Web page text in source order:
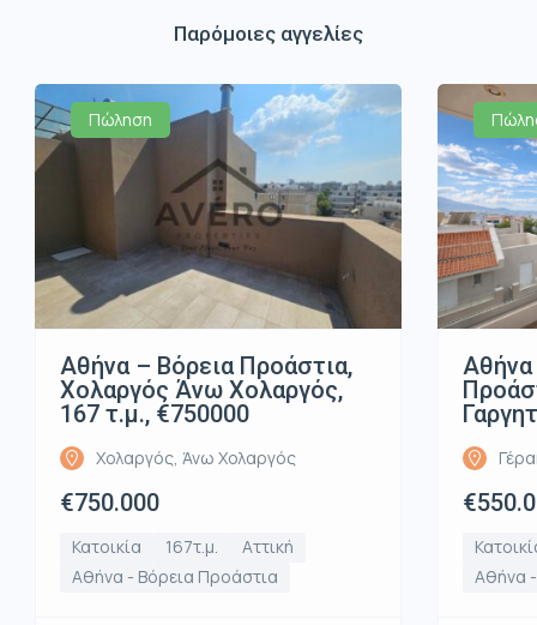
Παρόμοιες αγγελίες
Πώληση
Αθήνα – Βόρεια Προάστια,
Χολαργός Άνω Χολαργός,
167 τ.μ., €750000
Χολαργός, Άνω Χολαργός
€750.000
Κατοικία 167τ.μ.
Αττική
Αθήνα - Βόρεια Προάστια
Αθήνα
Αθήνα